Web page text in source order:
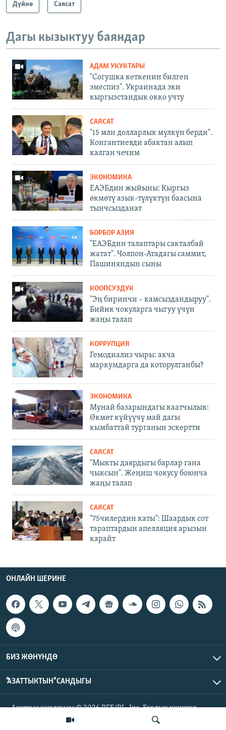
Дүйнө Саясат
Дагы кызыктуу баяндар
АДАМ УКУКТАРЫ
"Согушка кеткенин билген
эмеспиз". Украинада эки
кыргызстандык окко учту
САЯСАТ
"15 млн долларлык мүлкүн берди".
Конгантиевди абактан алып
калган чечим
ЭКОНОМИКА
ЕАЭБдин жыйыны: Кыргыз
өкмөтү азык-түлүктүн баасына
тынчсызданат
БОРБОР АЗИЯ
"ЕАЭБдин талаптары сакталбай
жатат". Чолпон-Атадагы саммит,
Пашиняндын сыны
КООПСУЗДУК
"Эң биринчи – камсыздандыруу".
Бийик чокуларга чыгуу үчүн
жаңы талап
КОРРУПЦИЯ
Гемодиализ чыры: акча
маркумдарга да которулганбы?
ЭКОНОМИКА
Мунай базарындагы каатчылык:
Өкмөт күйүүчү май дагы
кымбаттай турганын эскертти
САЯСАТ
"Мыкты даярдыгы барлар гана
чыксын". Жеңиш чокусу боюнча
жаңы талап
САЯСАТ
"75чилердин каты": Шаардык сот
тараптардын апелляция арызын
карайт
ОНЛАЙН ШЕРИНЕ
БИЗ ЖӨНҮНДӨ
"АЗАТТЫКТЫН" САНДЫГЫ
Азаттык үналгысы © 2026 RFE/RL, Inc. Бардык укуктар